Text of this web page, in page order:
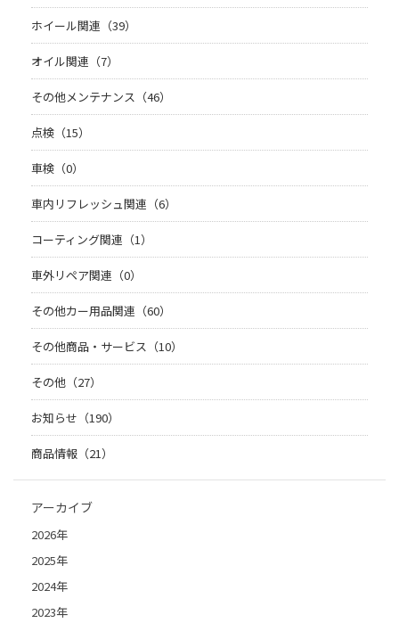
ホイール関連（39）
オイル関連（7）
その他メンテナンス（46）
点検（15）
車検（0）
車内リフレッシュ関連（6）
コーティング関連（1）
車外リペア関連（0）
その他カー用品関連（60）
その他商品・サービス（10）
その他（27）
お知らせ（190）
商品情報（21）
アーカイブ
2026年
2025年
2024年
2023年